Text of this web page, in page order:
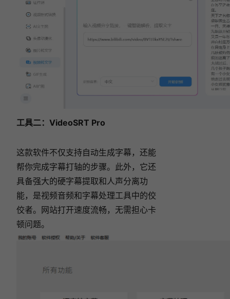
工具二：VideoSRT Pro
这款软件不仅支持自动生成字幕，还能
帮你完成字幕打轴的步骤。此外，它还
具备强大的硬字幕提取和人声分离功
能，是视频音频和字幕处理工具中的佼
佼者。网站打开速度流畅，无需担心卡
顿问题。